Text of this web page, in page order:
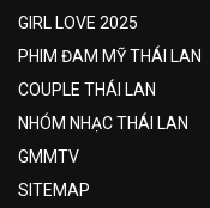
GIRL LOVE 2025
PHIM ĐAM MỸ THÁI LAN
COUPLE THÁI LAN
NHÓM NHẠC THÁI LAN
GMMTV
SITEMAP